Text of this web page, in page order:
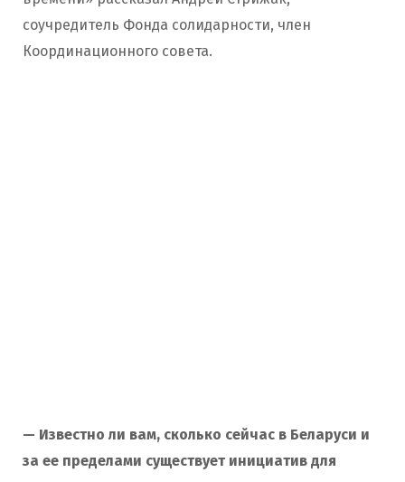
соучредитель Фонда солидарности, член
Координационного совета.
— Известно ли вам, сколько сейчас в Беларуси и
за ее пределами существует инициатив для